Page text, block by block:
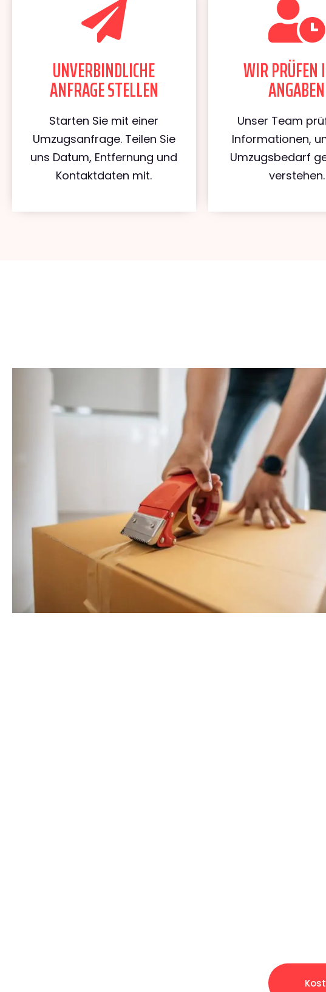
UNVERBINDLICHE
ANFRAGE STELLEN
Starten Sie mit einer
Umzugsanfrage. Teilen Sie
uns Datum, Entfernung und
Kontaktdaten mit.
WIR PRÜFEN
ANGABEN
Unser Team
Informationen,
Umzugsbedarf
verstehen.